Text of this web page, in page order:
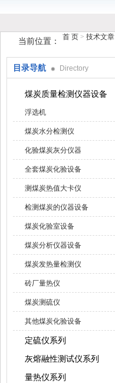
当前位置： 首 页 > 技术文章
目录导航 Directory
煤炭质量检测仪器设备
浮选机
煤炭水分检测仪
化验煤炭灰分仪器
全套煤炭化验设备
测煤炭热值大卡仪
检测煤炭的仪器设备
煤炭化验室设备
煤炭分析仪器设备
煤炭发热量检测仪
砖厂量热仪
煤炭测硫仪
其他煤炭化验设备
定硫仪系列
灰熔融性测试仪系列
量热仪系列